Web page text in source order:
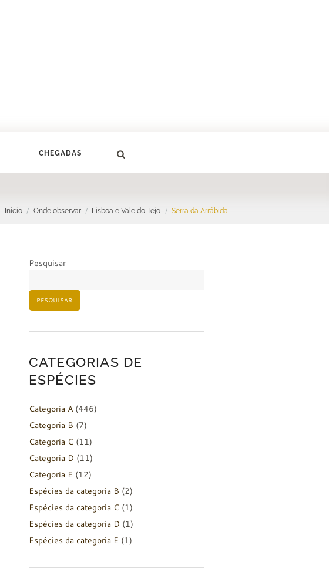
CHEGADAS
Início Onde observar Lisboa e Vale do Tejo Serra da Arrábida
Pesquisar
PESQUISAR
CATEGORIAS DE
ESPÉCIES
Categoria A(446)
Categoria B (7)
Categoria C(11)
Categoria D (11)
Categoria E (12)
Espécies da categoria B (2)
Espécies da categoria C(1)
Espécies da categoria D (1)
Espécies da categoria E (1)